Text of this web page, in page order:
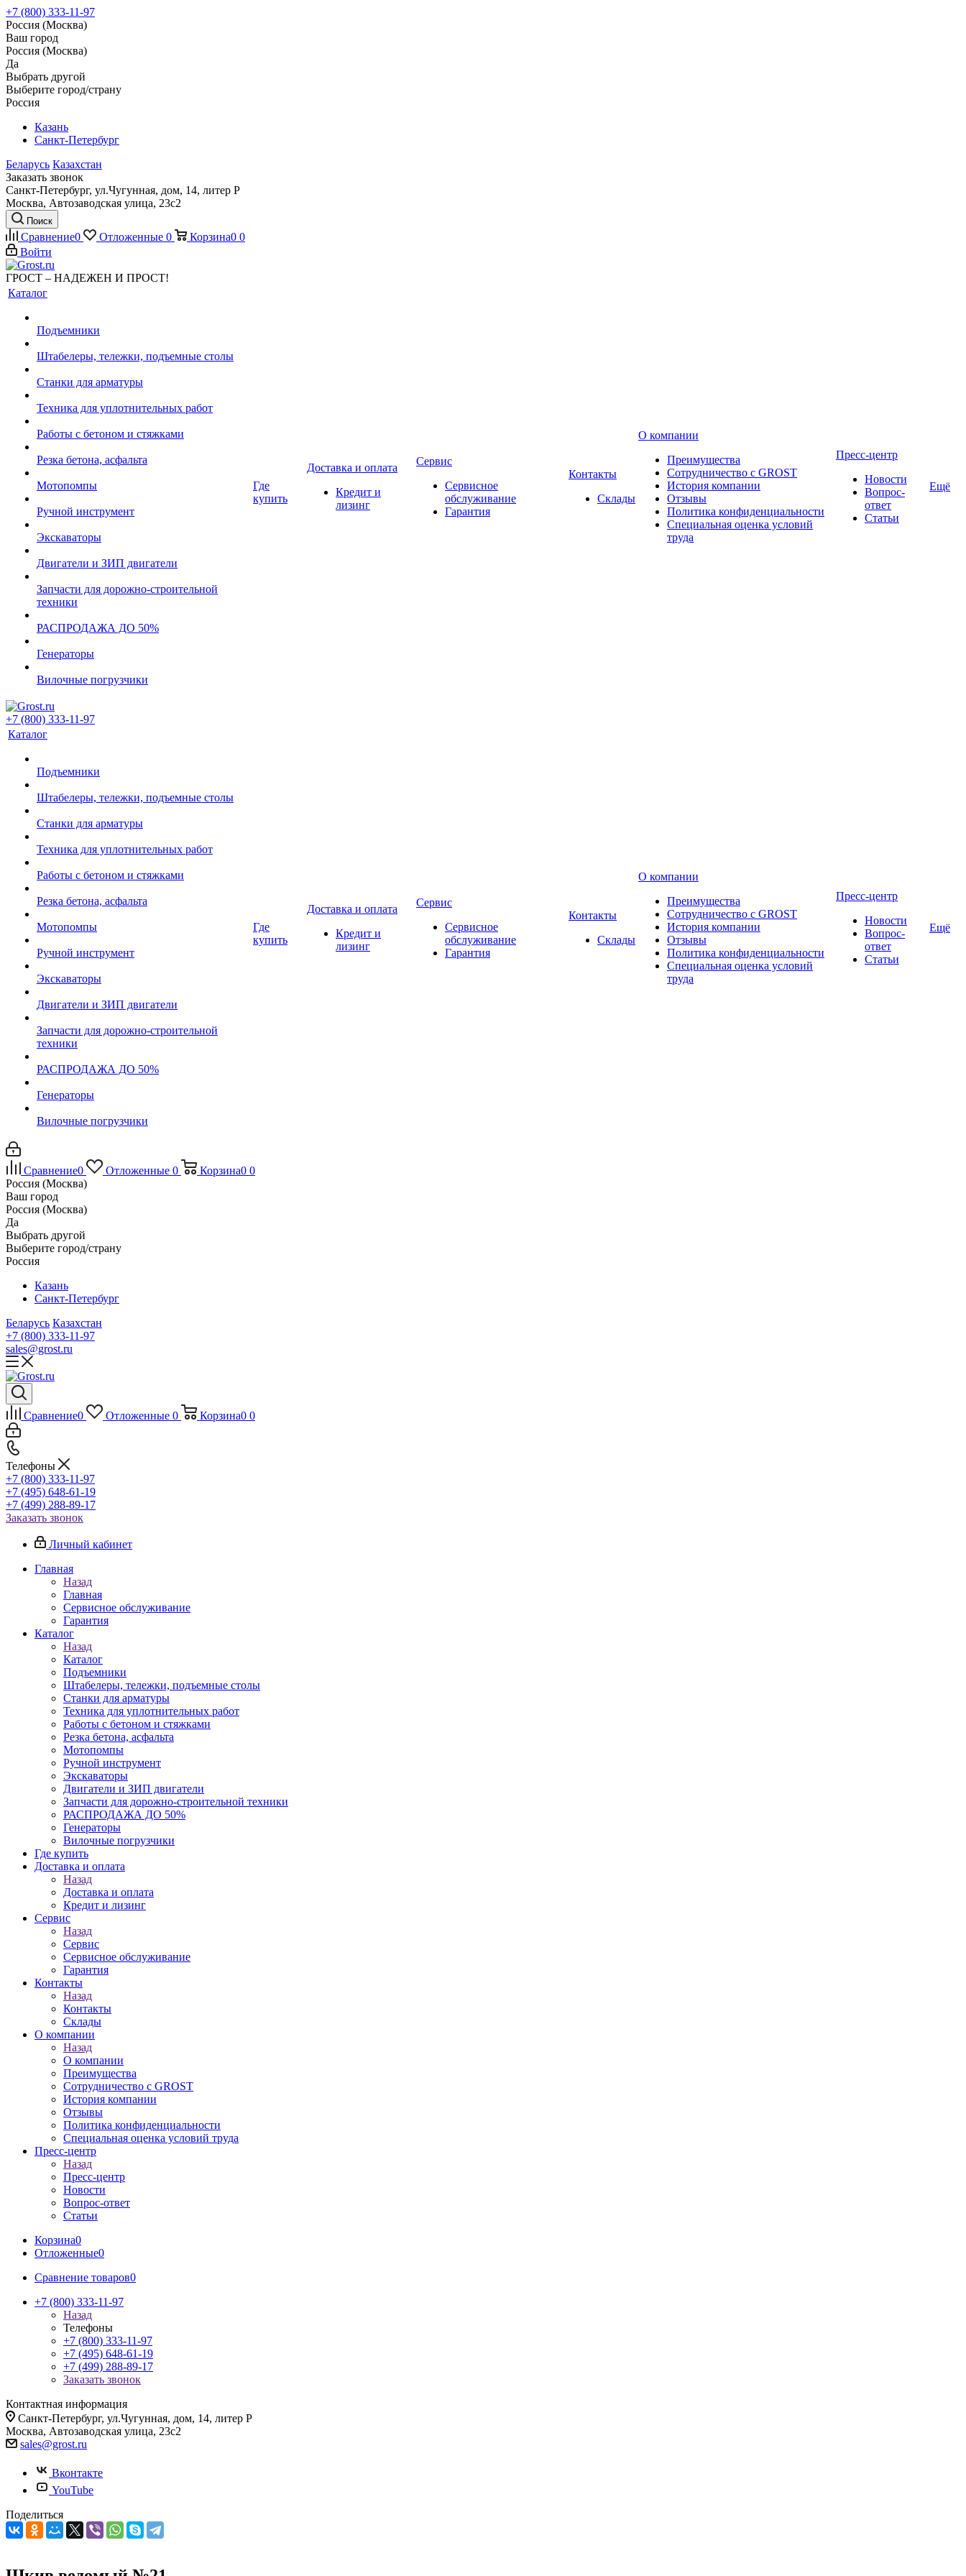
+7 (800) 333-11-97
Россия (Москва)
Ваш город
Россия (Москва)
Да
Выбрать другой
Выберите город/страну
Россия
Казань
Санкт-Петербург
Беларусь Казахстан
Заказать звонок
Санкт-Петербург, ул.Чугунная, дом, 14, литер Р
Москва, Автозаводская улица, 23с2
Поиск
Сравнение0 Отложенные 0 Корзина0 0
Войти
ГРОСТ – НАДЕЖЕН И ПРОСТ!
Каталог
Подъемники
Штабелеры, тележки, подъемные столы
Станки для арматуры
Техника для уплотнительных работ
Работы с бетоном и стяжками
Резка бетона, асфальта
Мотопомпы
Ручной инструмент
Экскаваторы
Двигатели и ЗИП двигатели
Запчасти для дорожно-строительной
техники
РАСПРОДАЖА ДО 50%
Генераторы
Вилочные погрузчики
Где
купить
Доставка и оплата
Кредит и
лизинг
Сервис
Сервисное
обслуживание
Гарантия
Контакты
Склады
О компании
Преимущества
Сотрудничество с GROST
История компании
Отзывы
Политика конфиденциальности
Специальная оценка условий
труда
Пресс-центр
Новости
Вопрос-
ответ
Статьи
Ещё
+7 (800) 333-11-97
Каталог
Подъемники
Штабелеры, тележки, подъемные столы
Станки для арматуры
Техника для уплотнительных работ
Работы с бетоном и стяжками
Резка бетона, асфальта
Мотопомпы
Ручной инструмент
Экскаваторы
Двигатели и ЗИП двигатели
Запчасти для дорожно-строительной
техники
РАСПРОДАЖА ДО 50%
Генераторы
Вилочные погрузчики
Где
купить
Доставка и оплата
Кредит и
лизинг
Сервис
Сервисное
обслуживание
Гарантия
Контакты
Склады
О компании
Преимущества
Сотрудничество с GROST
История компании
Отзывы
Политика конфиденциальности
Специальная оценка условий
труда
Пресс-центр
Новости
Вопрос-
ответ
Статьи
Ещё
Сравнение0 Отложенные 0 Корзина0 0
Россия (Москва)
Ваш город
Россия (Москва)
Да
Выбрать другой
Выберите город/страну
Россия
Казань
Санкт-Петербург
Беларусь Казахстан
+7 (800) 333-11-97
sales@grost.ru
Сравнение0 Отложенные 0 Корзина0 0
Телефоны
+7 (800) 333-11-97
+7 (495) 648-61-19
+7 (499) 288-89-17
Заказать звонок
Личный кабинет
Главная
Назад
Главная
Сервисное обслуживание
Гарантия
Каталог
Назад
Каталог
Подъемники
Штабелеры, тележки, подъемные столы
Станки для арматуры
Техника для уплотнительных работ
Работы с бетоном и стяжками
Резка бетона, асфальта
Мотопомпы
Ручной инструмент
Экскаваторы
Двигатели и ЗИП двигатели
Запчасти для дорожно-строительной техники
РАСПРОДАЖА ДО 50%
Генераторы
Вилочные погрузчики
Где купить
Доставка и оплата
Назад
Доставка и оплата
Кредит и лизинг
Сервис
Назад
Сервис
Сервисное обслуживание
Гарантия
Контакты
Назад
Контакты
Склады
О компании
Назад
О компании
Преимущества
Сотрудничество с GROST
История компании
Отзывы
Политика конфиденциальности
Специальная оценка условий труда
Пресс-центр
Назад
Пресс-центр
Новости
Вопрос-ответ
Статьи
Корзина0
Отложенные0
Сравнение товаров0
+7 (800) 333-11-97
Назад
Телефоны
+7 (800) 333-11-97
+7 (495) 648-61-19
+7 (499) 288-89-17
Заказать звонок
Контактная информация
Санкт-Петербург, ул.Чугунная, дом, 14, литер Р
Москва, Автозаводская улица, 23с2
sales@grost.ru
Вконтакте
YouTube
Поделиться